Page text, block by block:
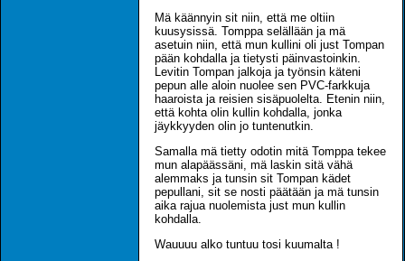
Mä käännyin sit niin, että me oltiin
kuusysissä. Tomppa selällään ja mä
asetuin niin, että mun kullini oli just Tompan
pään kohdalla ja tietysti päinvastoinkin.
Levitin Tompan jalkoja ja työnsin käteni
pepun alle aloin nuolee sen PVC-farkkuja
haaroista ja reisien sisäpuolelta. Etenin niin,
että kohta olin kullin kohdalla, jonka
jäykkyyden olin jo tuntenutkin.
Samalla mä tietty odotin mitä Tomppa tekee
mun alapäässäni, mä laskin sitä vähä
alemmaks ja tunsin sit Tompan kädet
pepullani, sit se nosti päätään ja mä tunsin
aika rajua nuolemista just mun kullin
kohdalla.
Wauuuu alko tuntuu tosi kuumalta !